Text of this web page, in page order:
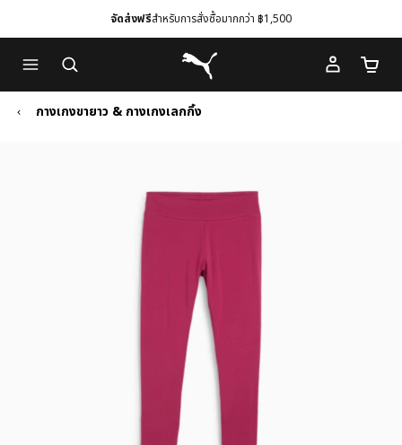
to
Main
content
to
Footer
Content
จัดส่งฟรีสำหรับการสั่งซื้อมากกว่า ฿1,500
Puma โฮม
จำนว
กางเกงขายาว & กางเกงเลกกิ้ง